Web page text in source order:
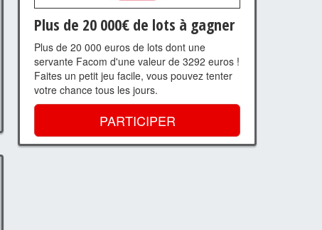
Plus de 20 000€ de lots à gagner
Plus de 20 000 euros de lots dont une
servante Facom d'une valeur de 3292 euros !
Faites un petit jeu facile, vous pouvez tenter
votre chance tous les jours.
PARTICIPER